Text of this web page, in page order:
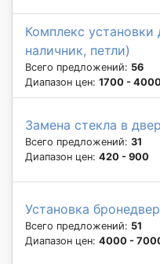
Комплекс установки
наличник, петли)
Всего предложений: 56
Диапазон цен: 1700 -
Замена стекла в
Всего предложений: 31
Диапазон цен: 420 - 900
Установка
Всего предложений: 51
Диапазон цен: 4000 -